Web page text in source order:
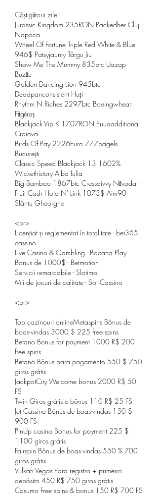
Câștigătorii zilei:
Jurassic Kingdom 235RON Packedher Cluj-
Napoca
Wheel Of Fortune Triple Red White & Blue
946$ Patsyjaunty Târgu Jiu
Show Me The Mummy 835btc Uazap
Buzău
Golden Dancing Lion 945btc
Deadpanconsistent Huși
Rhythm N Riches 2297btc Boeingwheat
Făgăraș
Blackjack Vip K 1707RON Euuaadditional
Craiova
Birds Of Pay 2226Euro 777bagels
București
Classic Speed Blackjack 13 1602%
Wickethistory Alba Iulia
Big Bamboo 1867btc Cressdivvy Năvodari
Fruit Cash Hold N' Link 1073$ Aim90
Sfântu Gheorghe
<br>
Licențiat și reglementat în totalitate - bet365
cassino
Live Casino & Gambling - Bacana Play
Bonus de 1000$ - Betmotion
Servicii remarcabile - Slotimo
Mii de jocuri de calitate - Sol Cassino
<br>
Top cazinouri onlineMetaspins Bônus de
boas-vindas 3000 $ 225 free spins
Betano Bonus for payment 1000 R$ 200
free spins
Betano Bônus para pagamento 550 $ 750
giros grátis
JackpotCity Welcome bonus 2000 R$ 50
FS
Twin Giros grátis e bônus 110 R$ 25 FS
Jet Cassino Bônus de boas-vindas 150 $
900 FS
PinUp casino Bonus for payment 225 $
1100 giros grátis
Fairspin Bônus de boas-vindas 550 % 700
giros grátis
Vulkan Vegas Para registro + primeiro
depósito 450 R$ 750 giros grátis
Casumo Free spins & bonus 150 R$ 700 FS